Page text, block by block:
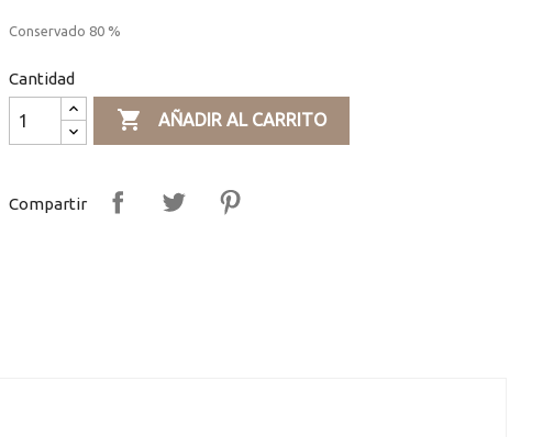
Conservado 80 %
Cantidad
 AÑADIR AL CARRITO
Compartir